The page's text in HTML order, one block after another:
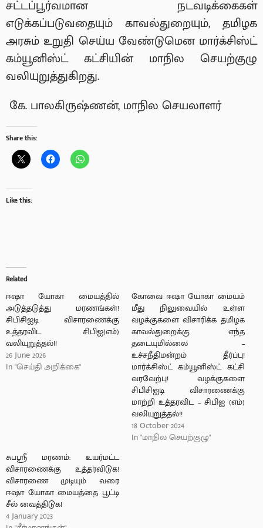
சட்டப்பூர்வமான நடவடிக்கைகள்
எடுக்கப்படுவதையும் காவல்துறையும், தமிழக
அரசும் உறுதி செய்ய வேண்டுமென மார்க்சிஸ்ட்
கம்யூனிஸ்ட் கட்சியின் மாநில செயற்குழு
வலியுறுத்துகிறது.
கே. பாலகிருஷ்ணன், மாநில செயலாளர்
Share this:
Like this:
Related
ஈஷா யோகா மையத்தில்
அடுத்தடுத்து மரணங்கள்!
சிபிசிஐடி விசாரணைக்கு
உத்தரவிட சிபிஐ(எம்)
வலியுறுத்தல்!!
26 June 2026
In "செய்தி அறிக்கை"
கோவை ஈஷா யோகா மையம்
மீது நிலுவையில் உள்ள
வழக்குகளை விசாரிக்க தமிழக
காவல்துறைக்கு எந்த
தடையுமில்லை –
உச்சநீதிமன்றம் தீர்ப்பு!
மார்க்சிஸ்ட் கம்யூனிஸ்ட் கட்சி
வரவேற்பு! வழக்குகளை
சிபிசிஐடி விசாரணைக்கு
மாற்றி உத்தரவிட – சிபிஐ (எம்)
வலியுறுத்தல்!!
18 October 2024
In "மாநில செயற்குழு"
சுபஸ்ரீ மரணம்: உயர்மட்ட
விசாரணைக்கு உத்தரவிடுக!
விசாரணை முடியும் வரை
ஈஷா யோகா மையத்தை பூட்டி
சீல் வைத்திடுக!
4 January 2023